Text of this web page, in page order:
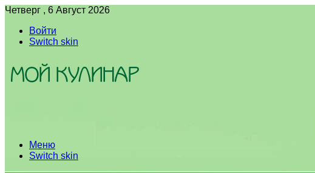
Четверг , 6 Август 2026
Войти
Switch skin
Меню
Switch skin